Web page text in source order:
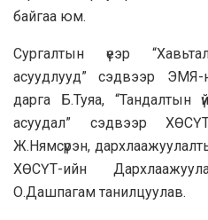
байгаа юм.
Сургалтын үеэр
асуудлууд” сэдвээр
дарга Б.Туяа, “Тандалтын
асуудал” сэдвээр
Ж.Нямсүрэн,
ХӨСҮТ-ийн
О.Дашпагам танилцуулав.